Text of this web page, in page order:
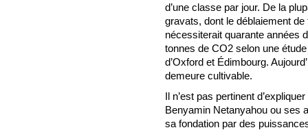
d’une classe par jour. De la
gravats, dont le déblaiement
nécessiterait quarante années
tonnes de CO2 selon une
d’Oxford et Édimbourg.
demeure cultivable.
Il n’est pas pertinent
Benyamin Netanyahou ou ses
sa fondation par des